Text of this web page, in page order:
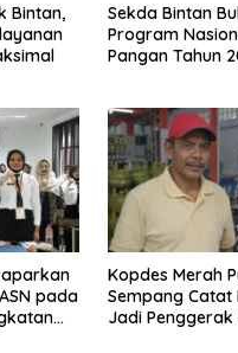
Bintan,
Sekda Bintan
Program
Pangan Tahun
pada
Kopdes Merah
Sempang Catat
Jadi Penggerak